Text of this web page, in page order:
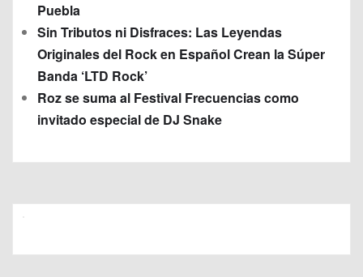
Puebla
Sin Tributos ni Disfraces: Las Leyendas
Originales del Rock en Español Crean la Súper
Banda ‘LTD Rock’
Roz se suma al Festival Frecuencias como
invitado especial de DJ Snake